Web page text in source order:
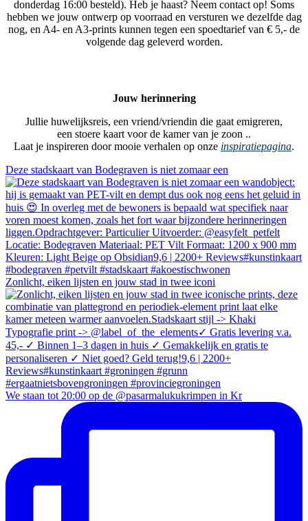
donderdag 16:00 besteld). Heb je haast? Neem contact op! Soms
hebben we jouw ontwerp op voorraad en versturen we dezelfde dag
nog, en A4- en A3-prints kunnen tegen een spoedtarief van € 5,- de
volgende dag geleverd worden.
Jouw herinnering
Jullie huwelijksreis, een vriend/vriendin die gaat emigreren,
een stoere kaart voor de kamer van je zoon ..
Laat je inspireren door mooie verhalen op onze inspiratiepagina.
Deze stadskaart van Bodegraven is niet zomaar een
Zonlicht, eiken lijsten en jouw stad in twee iconi
We staan tot 20:00 op de @pasarmalukukrimpen in Kr